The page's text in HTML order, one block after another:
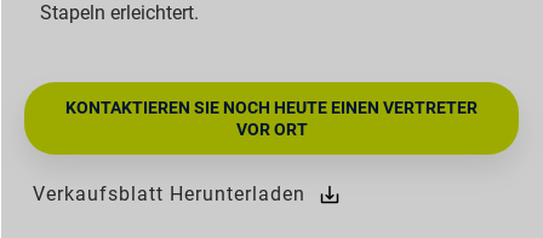
Stapeln erleichtert.
KONTAKTIEREN SIE NOCH HEUTE EINEN VERTRETER
VOR ORT
Verkaufsblatt Herunterladen